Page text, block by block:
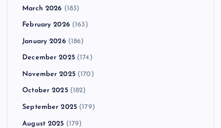
March 2026 (183)
February 2026(163)
January 2026(186)
December 2025(174)
November 2025(170)
October 2025(182)
September 2025 (179)
August 2025 (179)